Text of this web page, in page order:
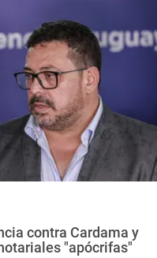
contra Cardama y
"apócrifas"